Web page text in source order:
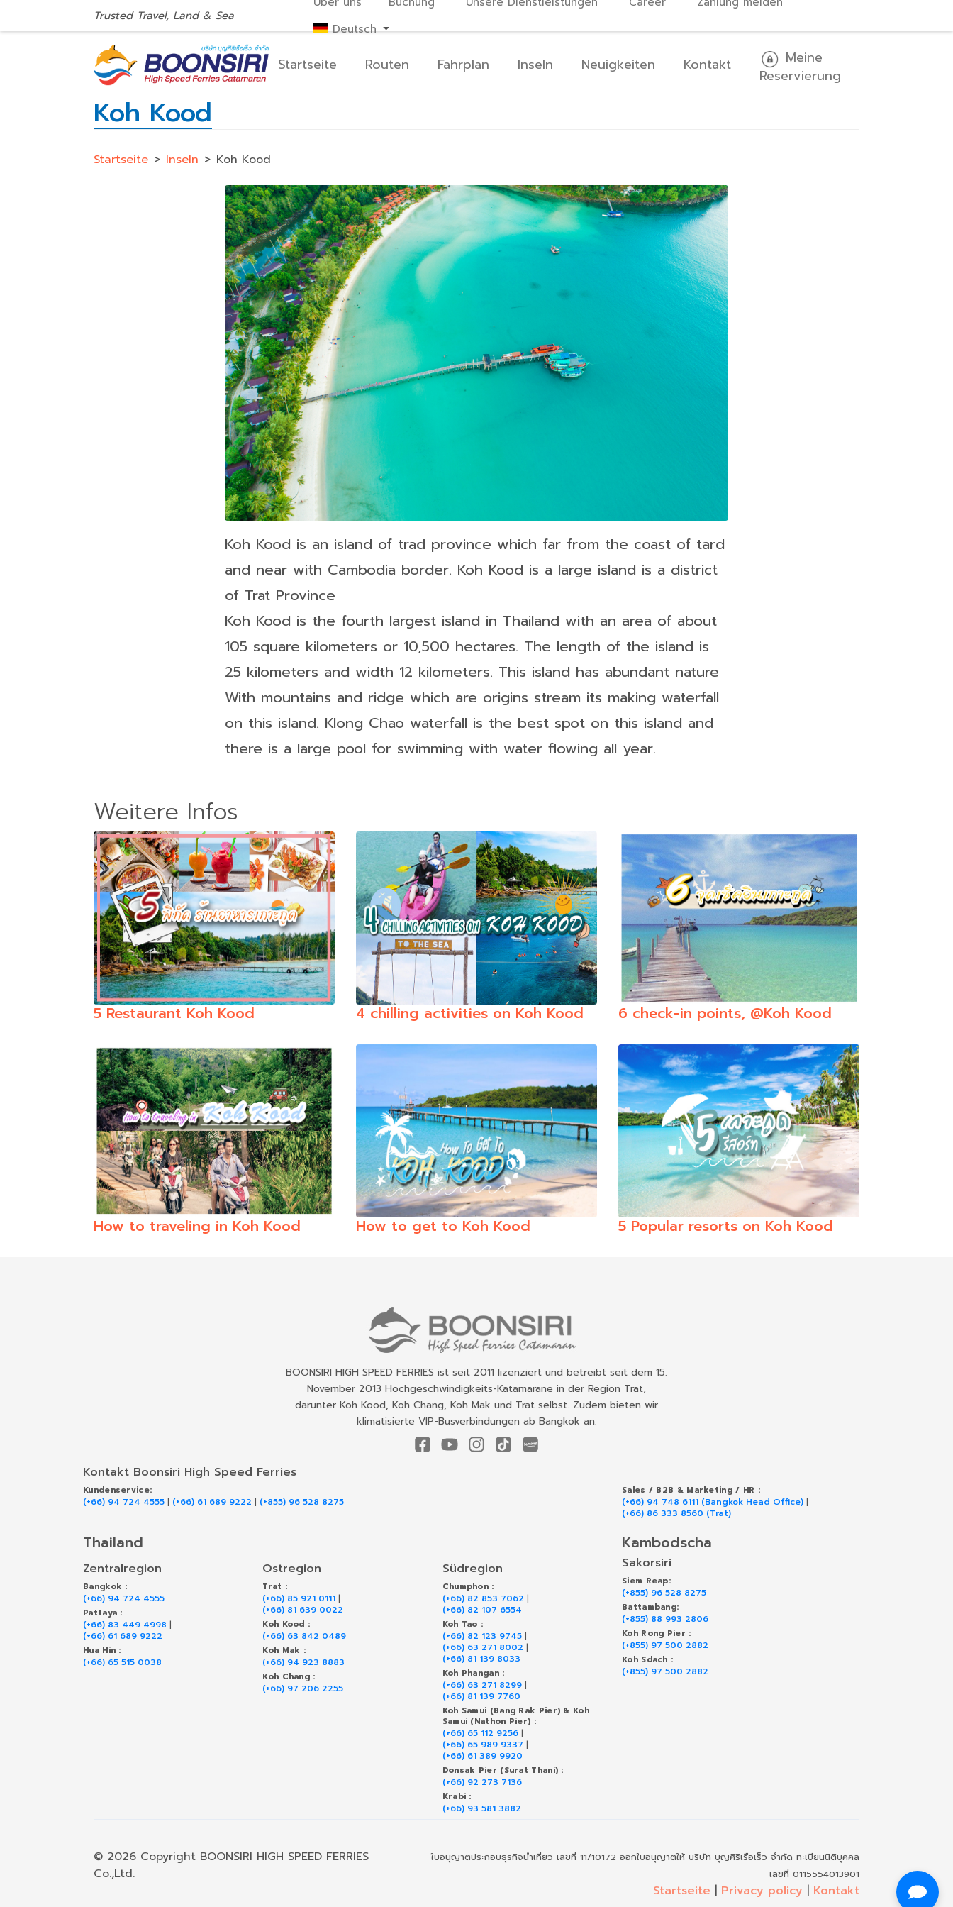
Trusted Travel, Land & Sea
Deutsch
Startseite Routen Fahrplan Inseln Neuigkeiten Kontakt
Meine
Reservierung
Koh Kood
Startseite > Inseln > Koh Kood
Koh Kood is an island of trad province which far from the coast of tard
and near with Cambodia border. Koh Kood is a large island is a district
of Trat Province
Koh Kood is the fourth largest island in Thailand with an area of about
105 square kilometers or 10,500 hectares. The length of the island is
25 kilometers and width 12 kilometers. This island has abundant nature
With mountains and ridge which are origins stream its making waterfall
on this island. Klong Chao waterfall is the best spot on this island and
there is a large pool for swimming with water flowing all year.
Weitere Infos
5 Restaurant Koh Kood 4 chilling activities on Koh Kood 6 check-in points, @Koh Kood
How to traveling in Koh Kood How to get to Koh Kood 5 Popular resorts on Koh Kood
BOONSIRI HIGH SPEED FERRIES ist seit 2011 lizenziert und betreibt seit dem 15.
November 2013 Hochgeschwindigkeits-Katamarane in der Region Trat,
darunter Koh Kood, Koh Chang, Koh Mak und Trat selbst. Zudem bieten wir
klimatisierte VIP-Busverbindungen ab Bangkok an.
Kontakt Boonsiri High Speed Ferries
Kundenservice:
(+66) 94 724 4555 | (+66) 61 689 9222 | (+855) 96 528 8275
Sales / B2B & Marketing / HR :
(+66) 94 748 6111 (Bangkok Head Office) |
(+66) 86 333 8560 (Trat)
Thailand
Zentralregion
Bangkok :
(+66) 94 724 4555
Pattaya :
(+66) 83 449 4998 |
(+66) 61 689 9222
Hua Hin :
(+66) 65 515 0038
Ostregion
Trat :
(+66) 85 921 0111 |
(+66) 81 639 0022
Koh Kood :
(+66) 63 842 0489
Koh Mak :
(+66) 94 923 8883
Koh Chang :
(+66) 97 206 2255
Südregion
Chumphon :
(+66) 82 853 7062 |
(+66) 82 107 6554
Koh Tao :
(+66) 82 123 9745|
(+66) 63 271 8002 |
(+66) 81 139 8033
Koh Phangan :
(+66) 63 271 8299|
(+66) 81 139 7760
Koh Samui (Bang Rak Pier) & Koh
Samui (Nathon Pier) :
(+66) 65 112 9256|
(+66) 65 989 9337 |
(+66) 61 389 9920
Donsak Pier (Surat Thani) :
(+66) 92 273 7136
Krabi :
(+66) 93 581 3882
Kambodscha
Sakorsiri
Siem Reap:
(+855) 96 528 8275
Battambang:
(+855) 88 993 2806
Koh Rong Pier :
(+855) 97 500 2882
Koh Sdach :
(+855) 97 500 2882
© 2026 Copyright BOONSIRI HIGH SPEED FERRIES
Co.,Ltd.
ใบอนุญาตประกอบธุรกิจนำเที่ยว เลขที่ 11/10172 ออกใบอนุญาตให้ บริษัท บุญศิริเรือเร็ว จำกัด ทะเบียนนิติบุคคล
เลขที่ 0115554013901
Startseite | Privacy policy | Kontakt